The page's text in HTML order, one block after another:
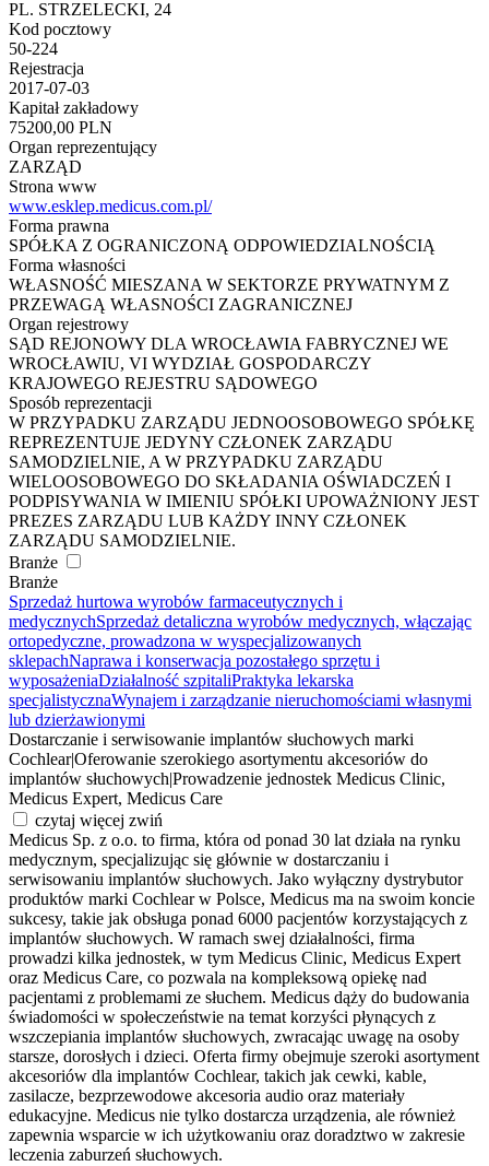
PL. STRZELECKI, 24
Kod pocztowy
50-224
Rejestracja
2017-07-03
Kapitał zakładowy
75200,00 PLN
Organ reprezentujący
ZARZĄD
Strona www
www.esklep.medicus.com.pl/
Forma prawna
SPÓŁKA Z OGRANICZONĄ ODPOWIEDZIALNOŚCIĄ
Forma własności
WŁASNOŚĆ MIESZANA W SEKTORZE PRYWATNYM Z
PRZEWAGĄ WŁASNOŚCI ZAGRANICZNEJ
Organ rejestrowy
SĄD REJONOWY DLA WROCŁAWIA FABRYCZNEJ WE
WROCŁAWIU, VI WYDZIAŁ GOSPODARCZY
KRAJOWEGO REJESTRU SĄDOWEGO
Sposób reprezentacji
W PRZYPADKU ZARZĄDU JEDNOOSOBOWEGO SPÓŁKĘ
REPREZENTUJE JEDYNY CZŁONEK ZARZĄDU
SAMODZIELNIE, A W PRZYPADKU ZARZĄDU
WIELOOSOBOWEGO DO SKŁADANIA OŚWIADCZEŃ I
PODPISYWANIA W IMIENIU SPÓŁKI UPOWAŻNIONY JEST
PREZES ZARZĄDU LUB KAŻDY INNY CZŁONEK
ZARZĄDU SAMODZIELNIE.
Branże
Branże
Sprzedaż hurtowa wyrobów farmaceutycznych i
medycznychSprzedaż detaliczna wyrobów medycznych, włączając
ortopedyczne, prowadzona w wyspecjalizowanych
sklepachNaprawa i konserwacja pozostałego sprzętu i
wyposażeniaDziałalność szpitaliPraktyka lekarska
specjalistycznaWynajem i zarządzanie nieruchomościami własnymi
lub dzierżawionymi
Dostarczanie i serwisowanie implantów słuchowych marki
Cochlear|Oferowanie szerokiego asortymentu akcesoriów do
implantów słuchowychProwadzenie jednostek Medicus Clinic,
Medicus Expert, Medicus Care
czytaj więcej zwiń
Medicus Sp. z o.o. to firma, która od ponad 30 lat działa na rynku
medycznym, specjalizując się głównie w dostarczaniu i
serwisowaniu implantów słuchowych. Jako wyłączny dystrybutor
produktów marki Cochlear w Polsce, Medicus ma na swoim koncie
sukcesy, takie jak obsługa ponad 6000 pacjentów korzystających z
implantów słuchowych. W ramach swej działalności, firma
prowadzi kilka jednostek, w tym Medicus Clinic, Medicus Expert
oraz Medicus Care, co pozwala na kompleksową opiekę nad
pacjentami z problemami ze słuchem. Medicus dąży do budowania
świadomości w społeczeństwie na temat korzyści płynących z
wszczepiania implantów słuchowych, zwracając uwagę na osoby
starsze, dorosłych i dzieci. Oferta firmy obejmuje szeroki asortyment
akcesoriów dla implantów Cochlear, takich jak cewki, kable,
zasilacze, bezprzewodowe akcesoria audio oraz materiały
edukacyjne. Medicus nie tylko dostarcza urządzenia, ale również
zapewnia wsparcie w ich użytkowaniu oraz doradztwo w zakresie
leczenia zaburzeń słuchowych.